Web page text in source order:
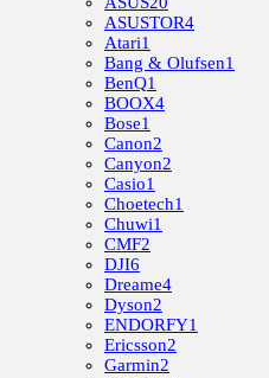
ASUSTOR4
Atari1
Bang & Olufsen1
BenQ1
BOOX4
Bose1
Canon2
Canyon2
Casio1
Choetech1
Chuwi1
CMF2
DJI6
Dreame4
Dyson2
ENDORFY1
Ericsson2
Garmin2